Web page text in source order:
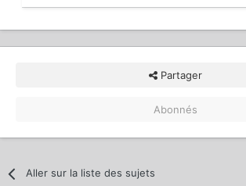
Partager
Abonnés
Aller sur la liste des sujets